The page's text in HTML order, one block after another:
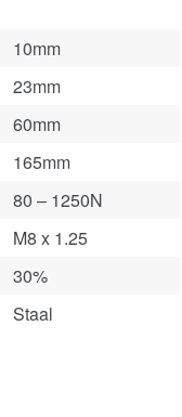
10mm
23mm
60mm
165mm
80 – 1250N
M8 x 1.25
30%
Staal